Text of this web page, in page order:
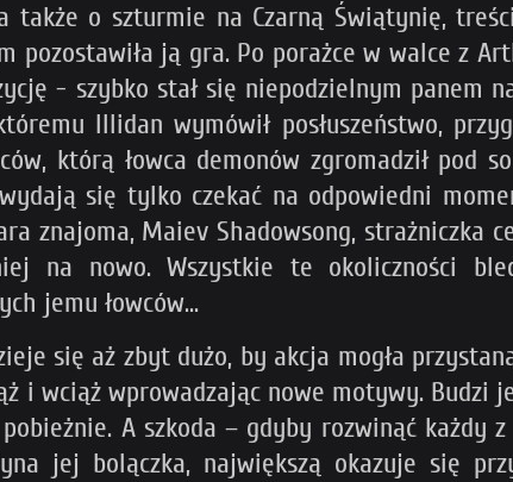
także o szturmie na Czarną Świątynię,
ją gra. Po porażce w walce z
- szybko stał się niepodzielnym panem
Illidan wymówił posłuszeństwo,
którą łowca demonów zgromadził pod
się tylko czekać na odpowiedni
znajoma, Maiev Shadowsong, strażniczka
na nowo. Wszystkie te okoliczności
jemu łowców...
się aż zbyt dużo, by akcja mogła
i wciąż wprowadzając nowe motywy. Budzi
A szkoda – gdyby rozwinąć każdy
jej bolączka, największą okazuje się